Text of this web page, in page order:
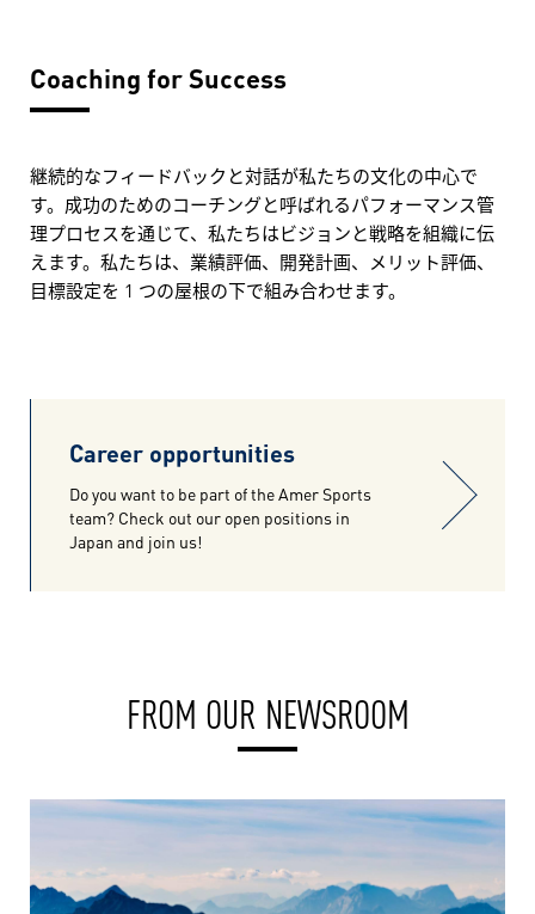
Coaching for Success
継続的なフィードバックと対話が私たちの文化の中心で
す。成功のためのコーチングと呼ばれるパフォーマンス管
理プロセスを通じて、私たちはビジョンと戦略を組織に伝
えます。私たちは、業績評価、開発計画、メリット評価、
目標設定を 1 つの屋根の下で組み合わせます。
Career opportunities
Do you want to be part of the Amer Sports
team? Check out our open positions in
Japan and join us!
FROM OUR NEWSROOM